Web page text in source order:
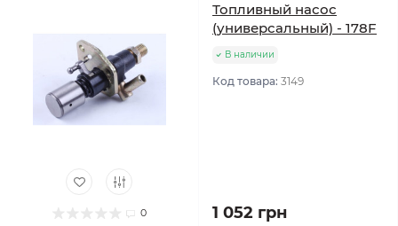
0
Топливный насос
(универсальный) - 178F
В наличии
Код товара: 3149
1 052 грн